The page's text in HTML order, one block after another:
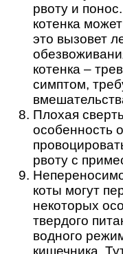
рвоту и
котенка
это вызовет
котенка –
симптом,
Плохая
особенность
рвоту с
коты могут
некоторых
твердого
водного
кишечника.